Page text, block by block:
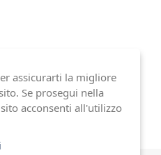
assicurarti la migliore
Se prosegui nella
acconsenti all'utilizzo